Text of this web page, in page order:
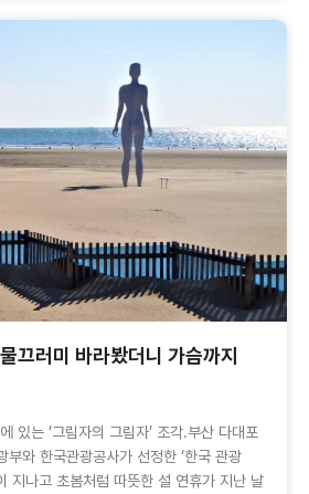
끄러미 바라봤더니 가슴까지
있는 ‘그림자의 그림자’ 조각.부산 다대포
부와 한국관광공사가 선정한 ‘한국 관광
지나고 초봄처럼 따뜻한 설 연휴가 지난 날